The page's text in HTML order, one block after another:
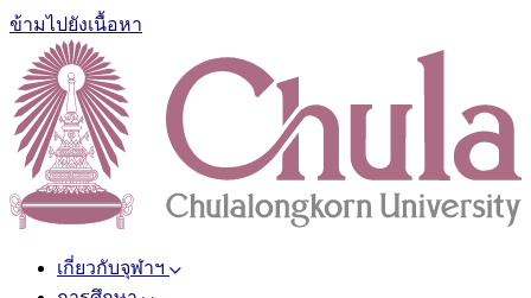
ข้ามไปยังเนื้อหา
เกี่ยวกับจุฬาฯ